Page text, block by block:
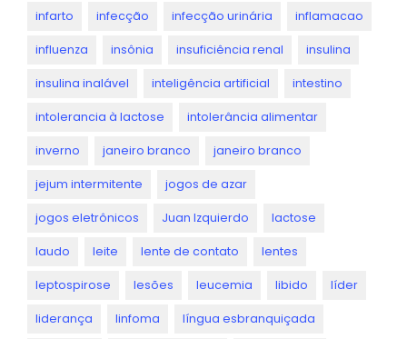
infarto infecção infecção urinária inflamacao
influenza insônia insuficiência renal insulina
insulina inalável inteligência artificial intestino
intolerancia à lactose intolerância alimentar
inverno janeiro branco janeiro branco
jejum intermitente jogos de azar
jogos eletrônicos Juan Izquierdo lactose
laudo leite lente de contato lentes
leptospirose lesões leucemia libido líder
liderança linfoma língua esbranquiçada